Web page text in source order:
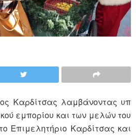
Καρδίτσας λαμβάνοντας υπ
εμπορίου και των μελών του
Επιμελητήριο Καρδίτσας και